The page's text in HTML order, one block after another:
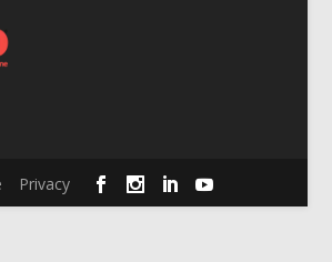
Privacy